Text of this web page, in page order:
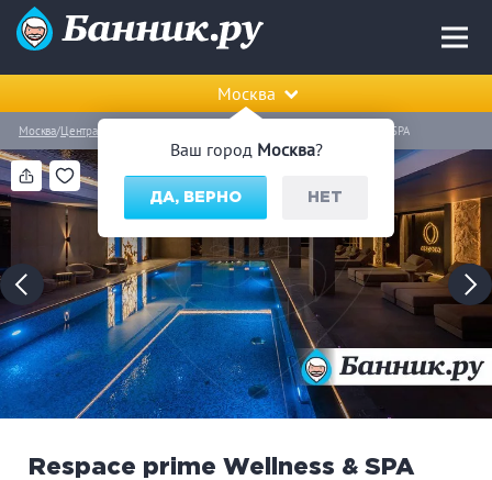
Ваш город Москва?
ДА, ВЕРНО НЕТ
Москва
Москва Центральный (ЦАО) Respace prime Wellness & SPA
Respace prime Wellness & SPA